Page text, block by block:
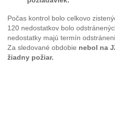
Počas kontrol bolo celkovo
120 nedostatkov bolo
nedostatky majú termín
Za sledované obdobie nebol na
žiadny požiar.